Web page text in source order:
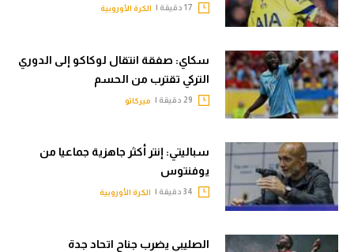
الكرة الأوروبية
سكاي: صفقة انتقال لوكاكو إلى الدوري
التركي تقترب من الحسم
ميركاتو
سباليتي: إنتر أكثر جاهزية جماعيا من
يوفنتوس
الكرة الأوروبية
الصليبي يضرب جناح اتحاد جدة